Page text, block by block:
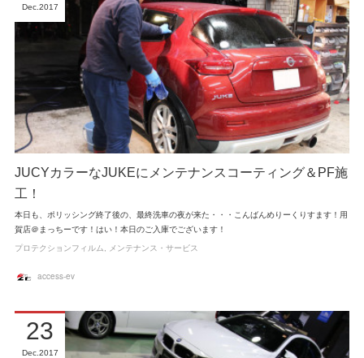
JUCYカラーなJUKEにメンテナンスコーティング＆PF施
工！
本日も、ポリッシング終了後の、最終洗車の夜が来た・・・こんばんめりーくりすます！用
賀店＠まっちーです！はい！本日のご入庫でございます！
Dec 2017
プロテクションフィルム メンテナンス・サービス
access-ev
23
Dec 2017